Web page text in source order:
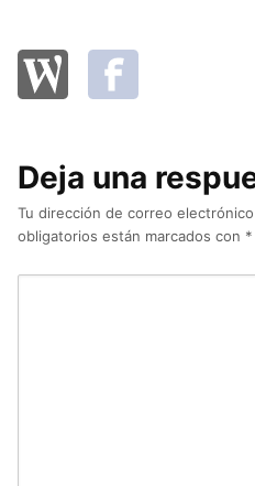
Deja una
Tu dirección de correo
obligatorios están marcados con *